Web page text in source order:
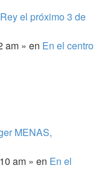
el próximo 3 de
am » en En el centro
MENAS,
am » en En el